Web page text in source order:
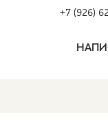
+7 (926)